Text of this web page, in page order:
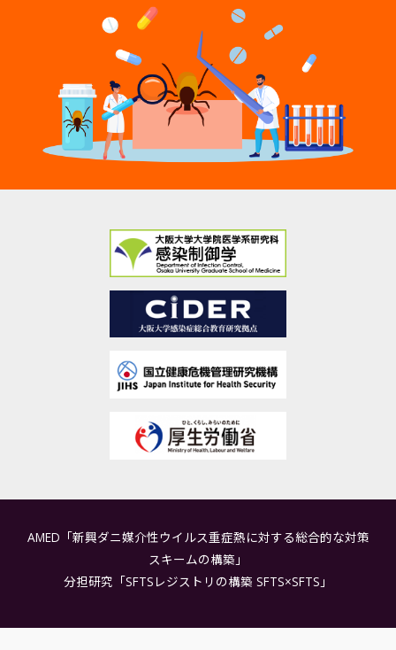
AMED「新興ダニ媒介性ウイルス重症熱に対する総合的な対策
スキームの構築」
分担研究「SFTSレジストリの構築 SFTS×SFTS」